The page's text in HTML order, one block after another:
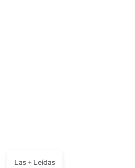
Las + Leídas